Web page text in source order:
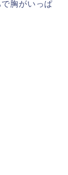
胸がいっぱ